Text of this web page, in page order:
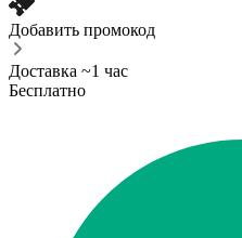
Добавить промокод
Доставка ~1 час
Бесплатно